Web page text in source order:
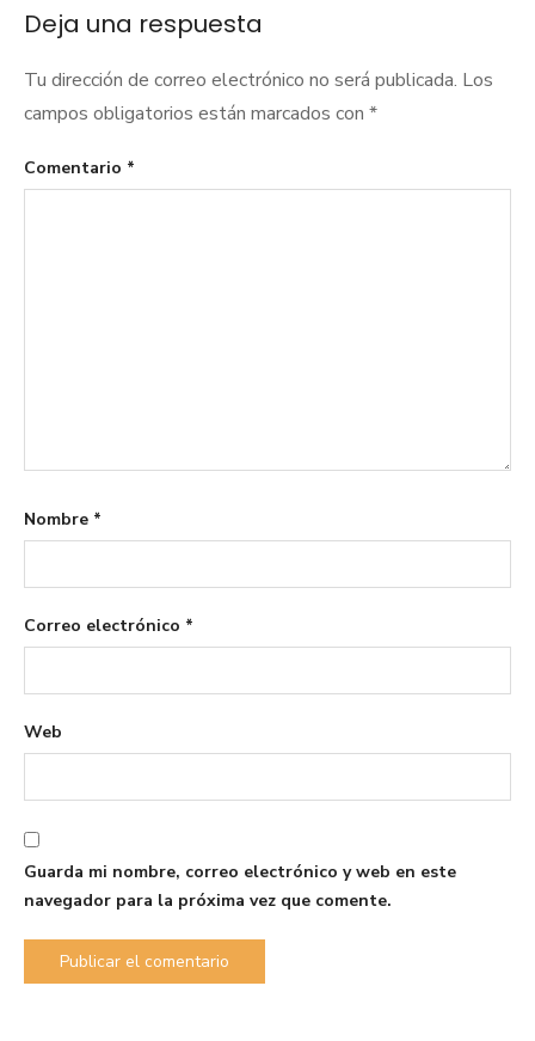
Deja una respuesta
Tu dirección de correo electrónico no será publicada. Los
campos obligatorios están marcados con *
Comentario *
Nombre *
Correo electrónico *
Web
Guarda mi nombre, correo electrónico y web en este
navegador para la próxima vez que comente.